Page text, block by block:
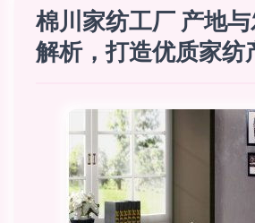
棉川家纺工厂 产地
解析，打造优质家纺